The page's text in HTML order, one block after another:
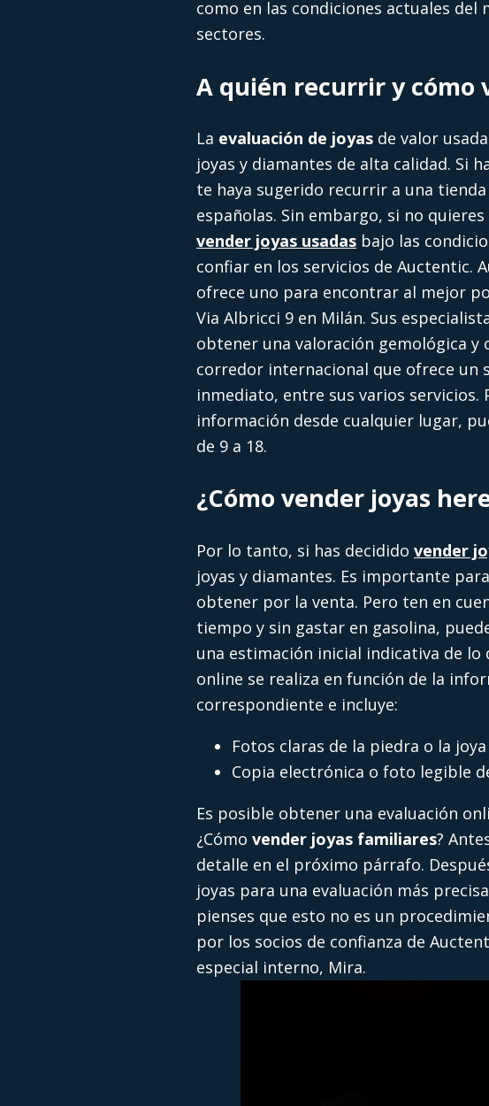
como en las condiciones actuales del
sectores.
A quién recurrir y cómo
La evaluación de joyas de valor
joyas y diamantes de alta calidad. Si
te haya sugerido recurrir a una
españolas. Sin embargo, si no
vender joyas usadas bajo las
confiar en los servicios de Auctentic.
ofrece uno para encontrar al mejor
Via Albricci 9 en Milán. Sus
obtener una valoración gemológica y
corredor internacional que ofrece
inmediato, entre sus varios servicios.
información desde cualquier lugar,
de 9 a 18.
¿Cómo vender joyas
Por lo tanto, si has decidido vender
joyas y diamantes. Es importante
obtener por la venta. Pero ten en
tiempo y sin gastar en gasolina,
una estimación inicial indicativa de
online se realiza en función de la
correspondiente e incluye:
Fotos claras de la piedra o la joya
Copia electrónica o foto legible
Es posible obtener una evaluación
¿Cómo vender joyas familiares?
detalle en el próximo párrafo.
joyas para una evaluación más
pienses que esto no es un
por los socios de confianza de
especial interno, Mira.